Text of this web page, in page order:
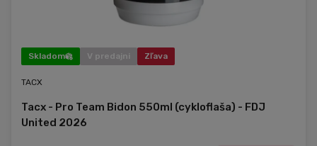
Skladom V predajni Zľava
TACX
Tacx - Pro Team Bidon 550ml (cykloflaša) - FDJ
United 2026